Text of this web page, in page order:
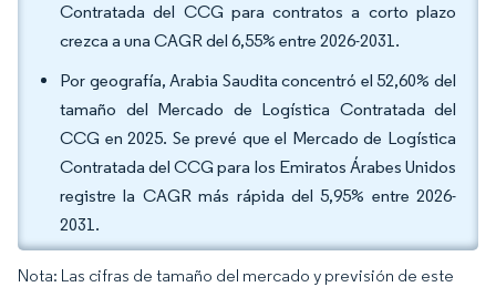
Contratada del CCG para contratos a corto plazo
crezca a una CAGR del 6,55% entre 2026-2031.
Por geografía, Arabia Saudita concentró el 52,60% del
tamaño del Mercado de Logística Contratada del
CCG en 2025. Se prevé que el Mercado de Logística
Contratada del CCG para los Emiratos Árabes Unidos
registre la CAGR más rápida del 5,95% entre 2026-
2031.
Nota: Las cifras de tamaño del mercado y previsión de este